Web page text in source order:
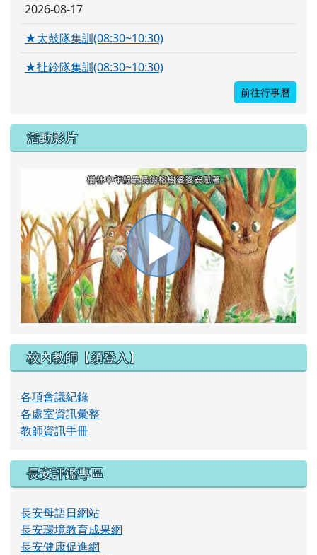
2026-08-17
★太鼓隊集訓(08:30~10:30)
★扯鈴隊集訓(08:30~10:30)
前往行事曆
活動影片
播
放
片
校內教師【須登入】
各項會議紀錄
各處室資訊彙整
教師資訊手冊
長安評鑑專區
長安母語日網站
長安環境教育成果網
長安健康促進網